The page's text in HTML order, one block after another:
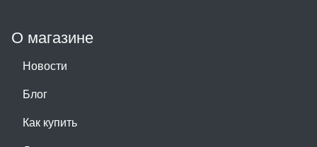
О магазине
Новости
Блог
Как купить